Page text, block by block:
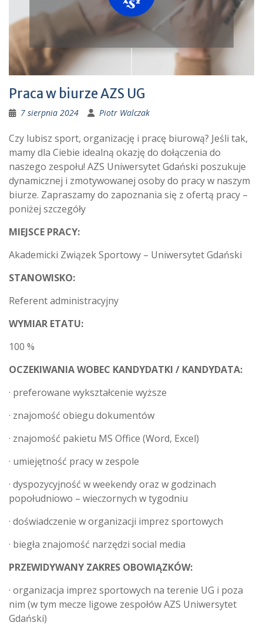
Praca w biurze AZS UG
7 sierpnia 2024 Piotr Walczak
Czy lubisz sport, organizację i pracę biurową? Jeśli tak,
mamy dla Ciebie idealną okazję do dołączenia do
naszego zespołu! AZS Uniwersytet Gdański poszukuje
dynamicznej i zmotywowanej osoby do pracy w naszym
biurze. Zapraszamy do zapoznania się z ofertą pracy –
poniżej szczegóły
MIEJSCE PRACY:
Akademicki Związek Sportowy – Uniwersytet Gdański
STANOWISKO:
Referent administracyjny
WYMIAR ETATU:
100 %
OCZEKIWANIA WOBEC KANDYDATKI / KANDYDATA:
· preferowane wykształcenie wyższe
· znajomość obiegu dokumentów
· znajomość pakietu MS Office (Word, Excel)
· umiejętność pracy w zespole
· dyspozycyjność w weekendy oraz w godzinach
popołudniowo – wieczornych w tygodniu
· doświadczenie w organizacji imprez sportowych
· biegła znajomość narzędzi social media
PRZEWIDYWANY ZAKRES OBOWIĄZKÓW:
· organizacja imprez sportowych na terenie UG i poza
nim (w tym mecze ligowe zespołów AZS Uniwersytet
Gdański)